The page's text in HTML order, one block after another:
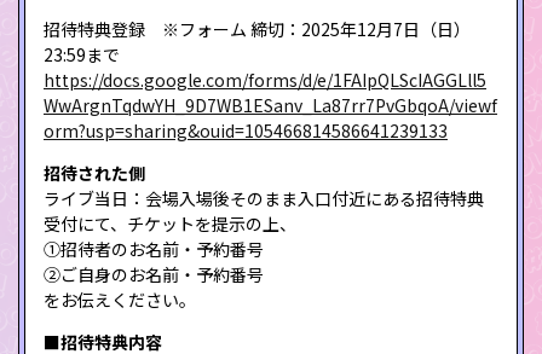
招待特典登録 ※フォーム 締切：2025年12月7日（日）
23:59まで
https://docs.google.com/forms/d/e/1FAIpQLScIAGGLll5
WwArgnTqdwYH_9D7WB1ESanv_La87rr7PvGbqoA/viewf
orm?usp=sharing&ouid=105466814586641239133
招待された側
ライブ当日：会場入場後そのまま入口付近にある招待特典
受付にて、チケットを提示の上、
①招待者のお名前・予約番号
②ご自身のお名前・予約番号
をお伝えください。
■招待特典内容